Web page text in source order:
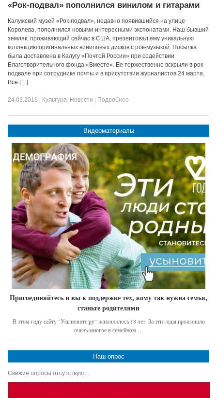
«Рок-подвал» пополнился винилом и гитарами
Калужский музей «Рок-подвал», недавно появившийся на улице
Королева, пополнился новыми интересными экспонатами. Наш бывший
земляк, проживающий сейчас в США, презентовал ему уникальную
коллекцию оригинальных виниловых дисков с рок-музыкой. Посылка
была доставлена в Калугу «Почтой России» при содействии
Благотворительного фонда «Вместе». Ее торжественно вскрыли в рок-
подвале при сотруднике почты и в присутствии журналистов 24 марта.
Все […]
24.03.2016 Культура, Новости Подробнее
Видеоматериалы
Присоединяйтесь и вы к поддержке тех, кому так нужна семья,
станьте родителями
В этом году сайту "Усыновите.ру" исполнилось 18 лет. За эти годы произошло
очень многое в семейном …
Наш опрос
Свежие опросы отсутствуют...